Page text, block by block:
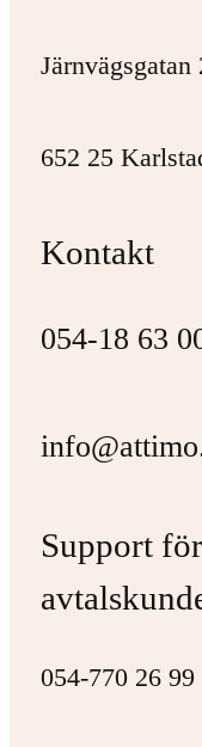
Järnvägsgatan
652 25
Kontakt
054-18 63
Support
054-770 26 99